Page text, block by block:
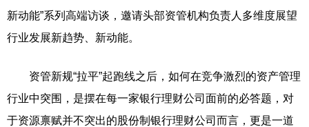
新动能”系列高端访谈，邀请头部资管机构负责人多维度展望
行业发展新趋势、新动能。
资管新规“拉平”起跑线之后，如何在竞争激烈的资产管理
行业中突围，是摆在每一家银行理财公司面前的必答题，对
于资源禀赋并不突出的股份制银行理财公司而言，更是一道